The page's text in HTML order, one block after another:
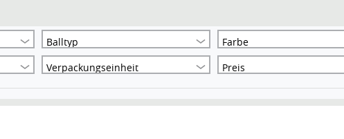
Balltyp
Farbe
Verpackungseinheit Preis